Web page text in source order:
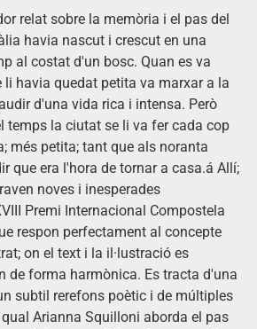
relat sobre la memòria i el pas del
havia nascut i crescut en una
al costat d'un bosc. Quan es va
li havia quedat petita va marxar a la
d'una vida rica i intensa. Però
temps la ciutat se li va fer cada cop
més petita; tant que als noranta
que era l'hora de tornar a casa.á Allí;
noves i inesperades
Premi Internacional Compostela
respon perfectament al concepte
on el text i la il·lustració es
de forma harmònica. Es tracta d'una
subtil rerefons poètic i de múltiples
qual Arianna Squilloni aborda el pas